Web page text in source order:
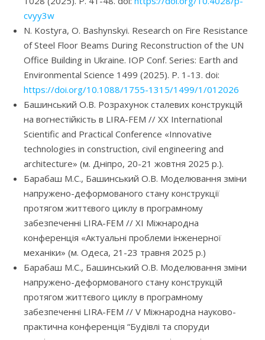
cvyy3w
N. Kostyra, O. Bashynskyi. Research on Fire Resistance
of Steel Floor Beams During Reconstruction of the UN
Office Building in Ukraine. IOP Conf. Series: Earth and
Environmental Science 1499 (2025). P. 1-13. doi:
https://doi.org/10.1088/1755-1315/1499/1/012026
Башинський О.В. Розрахунок сталевих конструкцій
на вогнестійкість в LIRA-FEM // ХХ International
Scientific and Practical Conference «Innovative
technologies in construction, civil engineering and
architecture» (м. Дніпро, 20-21 жовтня 2025 р.).
Барабаш М.С., Башинський О.В. Моделювання зміни
напружено-деформованого стану конструкції
протягом життєвого циклу в програмному
забезпеченні LIRA-FEM // ХI Міжнародна
конференція «Актуальні проблеми інженерної
механіки» (м. Одеса, 21-23 травня 2025 р.)
Барабаш М.С., Башинський О.В. Моделювання зміни
напружено-деформованого стану конструкцій
протягом життєвого циклу в програмному
забезпеченні LIRA-FEM // V Міжнародна науково-
практична конференція “Будівлі та споруди